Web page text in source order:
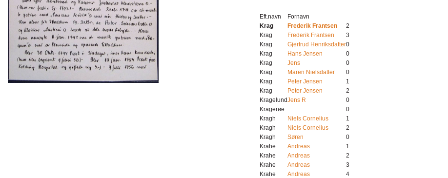
Eft.navn
Fornavn
Krag
Frederik Frantsen
2
Krag
Frederik Frantsen
3
Krag
Gjertrud Henriksdatter0
Krag
Hans Jensen
0
Krag
Jens
0
Krag
Maren Nielsdatter
0
Krag
Peter Jensen
1
Krag
Peter Jensen
2
KragelundJens R
0
Kragerøe
0
Kragh
Niels Cornelius
1
Kragh
Niels Cornelius
2
Kragh
Søren
0
Krahe
Andreas
1
Krahe
Andreas
2
Krahe
Andreas
3
Krahe
Andreas 4